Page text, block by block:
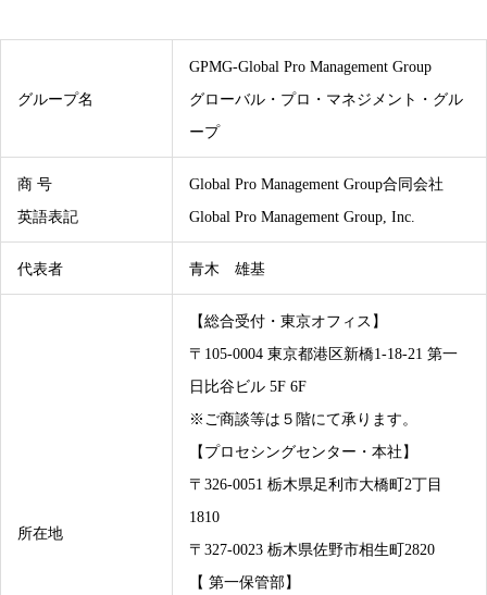
グループ名
GPMG-Global Pro Management Group
グローバル・プロ・マネジメント・グル
ープ
商 号
英語表記
Global Pro Management Group合同会社
Global Pro Management Group, Inc.
代表者 青木 雄基
所在地
【総合受付・東京オフィス】
〒105-0004 東京都港区新橋1-18-21 第一
日比谷ビル 5F 6F
※ご商談等は５階にて承ります。
【プロセシングセンター・本社】
〒326-0051 栃木県足利市大橋町2丁目
1810
〒327-0023 栃木県佐野市相生町2820
【 第一保管部】